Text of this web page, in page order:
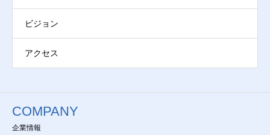
ビジョン
アクセス
COMPANY
企業情報